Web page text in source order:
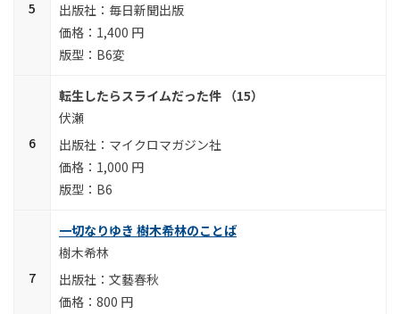
毎日新聞出版
1,400 円
B6変
転生したらスライムだった件 （15）
伏瀬
マイクロマガジン社
1,000 円
B6
一切なりゆき 樹木希林のことば
樹木希林
文藝春秋
800 円